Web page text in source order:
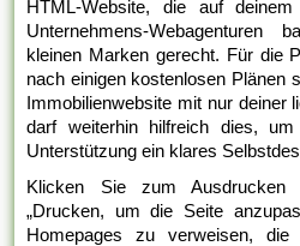
HTML-Website, die auf
Unternehmens-
kleinen Marken gerecht. Für die
nach einigen kostenlosen Plänen
Immobilienwebsite mit nur deiner
darf weiterhin hilfreich dies,
Unterstützung ein klares
Klicken Sie zum Ausdrucken
„Drucken, um die Seite
Homepages zu verweisen,